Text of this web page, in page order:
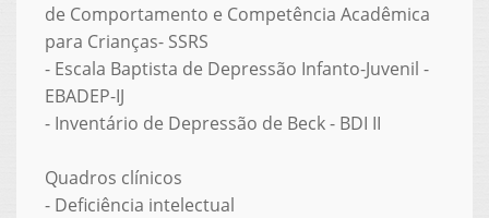
de Comportamento e Competência Acadêmica
para Crianças- SSRS
- Escala Baptista de Depressão Infanto-Juvenil -
EBADEP-IJ
- Inventário de Depressão de Beck - BDI II
Quadros clínicos
- Deficiência intelectual